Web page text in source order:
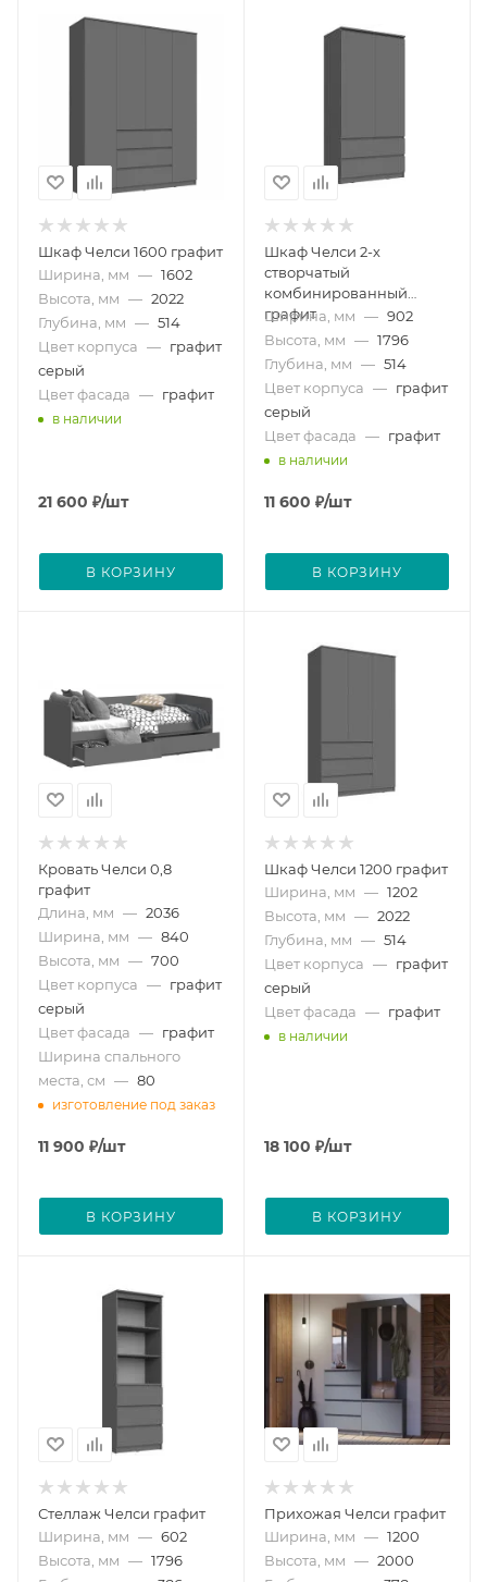
Шкаф Челси 1600 графит
Ширина, мм — 1602
Высота, мм — 2022
Глубина, мм — 514
Цвет корпуса — графит
серый
Цвет фасада — графит
в наличии
21 600 ₽/шт
В КОРЗИНУ
Шкаф Челси 2-х
створчатый
комбинированный
графит
Ширина, мм — 902
Высота, мм — 1796
Глубина, мм — 514
Цвет корпуса — графит
серый
Цвет фасада — графит
в наличии
11 600 ₽/шт
В КОРЗИНУ
Кровать Челси 0,8
графит
Длина, мм — 2036
Ширина, мм — 840
Высота, мм — 700
Цвет корпуса — графит
серый
Цвет фасада — графит
Ширина спального
места, см — 80
изготовление под заказ
11 900 ₽/шт
В КОРЗИНУ
Шкаф Челси 1200 графит
Ширина, мм — 1202
Высота, мм — 2022
Глубина, мм — 514
Цвет корпуса — графит
серый
Цвет фасада — графит
в наличии
18 100 ₽/шт
В КОРЗИНУ
Стеллаж Челси графит
Ширина, мм — 602
Высота, мм — 1796
Прихожая Челси графит
Ширина, мм — 1200
Высота, мм — 2000